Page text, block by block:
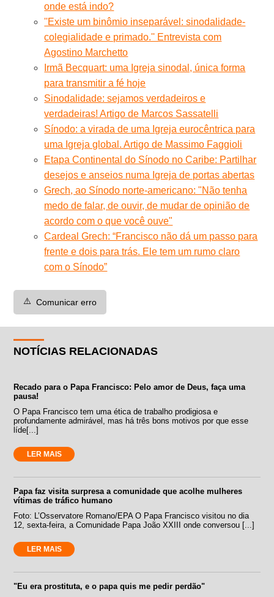
onde está indo?
''Existe um binômio inseparável: sinodalidade-
colegialidade e primado.'' Entrevista com
Agostino Marchetto
Irmã Becquart: uma Igreja sinodal, única forma
para transmitir a fé hoje
Sinodalidade: sejamos verdadeiros e
verdadeiras! Artigo de Marcos Sassatelli
Sínodo: a virada de uma Igreja eurocêntrica para
uma Igreja global. Artigo de Massimo Faggioli
Etapa Continental do Sínodo no Caribe: Partilhar
desejos e anseios numa Igreja de portas abertas
Grech, ao Sínodo norte-americano: "Não tenha
medo de falar, de ouvir, de mudar de opinião de
acordo com o que você ouve"
Cardeal Grech: “Francisco não dá um passo para
frente e dois para trás. Ele tem um rumo claro
com o Sínodo”
⚠️ Comunicar erro
NOTÍCIAS RELACIONADAS
Recado para o Papa Francisco: Pelo amor de Deus, faça uma
pausa!
O Papa Francisco tem uma ética de trabalho prodigiosa e
profundamente admirável, mas há três bons motivos por que esse
líde[...]
LER MAIS
Papa faz visita surpresa a comunidade que acolhe mulheres
vítimas de tráfico humano
Foto: L’Osservatore Romano/EPA O Papa Francisco visitou no dia
12, sexta-feira, a Comunidade Papa João XXIII onde conversou [...]
LER MAIS
"Eu era prostituta, e o papa quis me pedir perdão"